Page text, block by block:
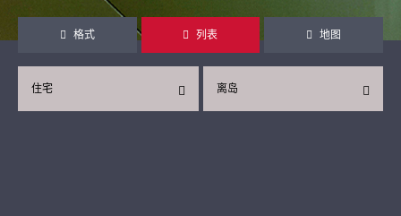
格式 列表 地图
离岛
住宅